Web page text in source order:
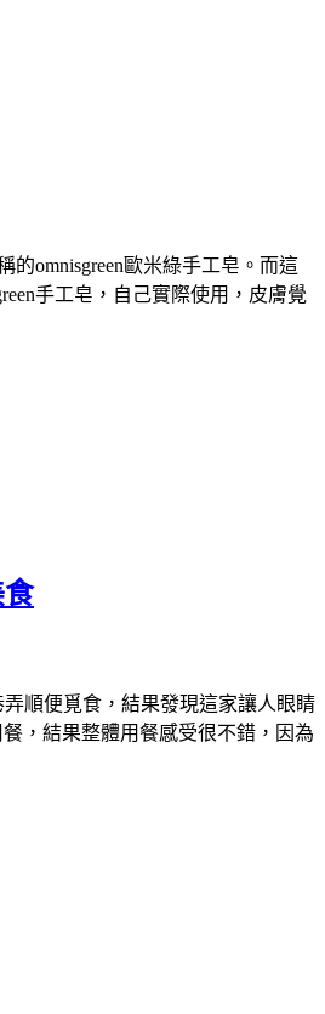
omnisgreen歐米綠手工皂。而這
手工皂，自己實際使用，皮膚覺
順便覓食，結果發現這家讓人眼睛
，結果整體用餐感受很不錯，因為